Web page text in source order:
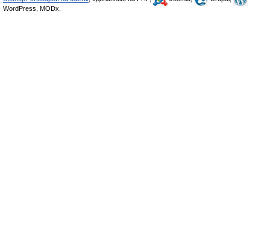
WordPress, MODx.